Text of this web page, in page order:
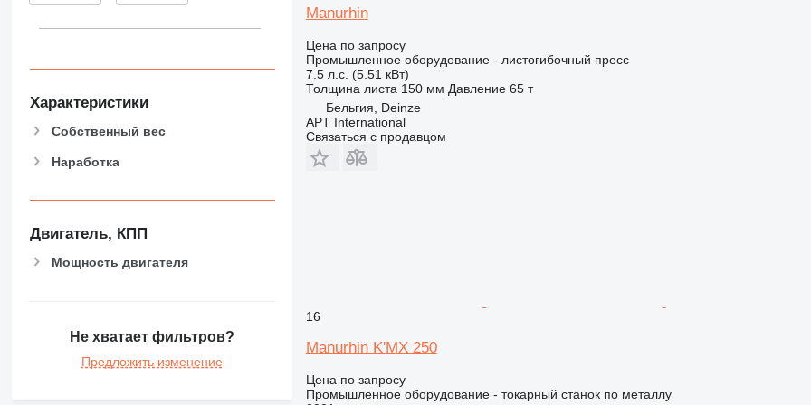
Характеристики
Собственный вес
Наработка
Двигатель, КПП
Мощность двигателя
Не хватает фильтров?
Предложить изменение
Manurhin
Цена по запросу
Промышленное оборудование - листогибочный пресс
7.5 л.с. (5.51 кВт)
Толщина листа 150 мм Давление 65 т
Бельгия, Deinze
APT International
Связаться с продавцом
16
Manurhin K'MX 250
Цена по запросу
Промышленное оборудование - токарный станок по металлу